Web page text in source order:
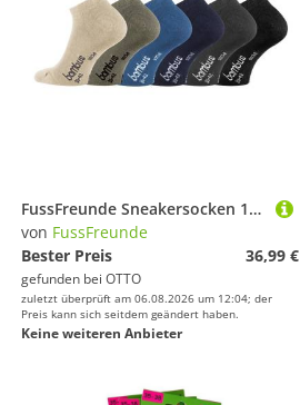
FussFreunde Sneakersocken 12 Paar superweiche Sneaker-Socken Bambus-Socken mit ANTILOCH-Garantie (12 Paar) handgekettelt, Spitze und Ferse verstärkt
von FussFreunde
Bester Preis
36,99 €
gefunden bei OTTO
zuletzt überprüft am 06.08.2026 um 12:04; der
Preis kann sich seitdem geändert haben.
Keine weiteren Anbieter